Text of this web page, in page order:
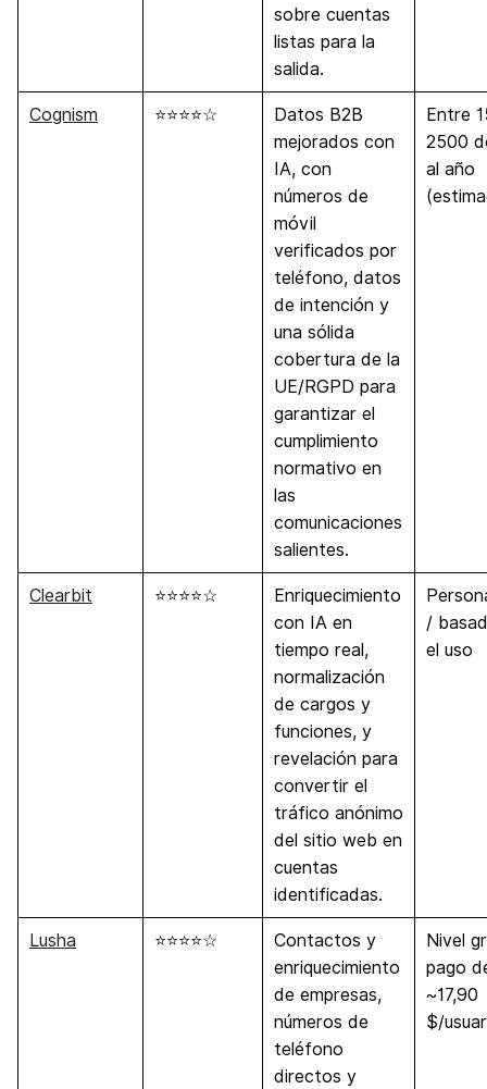
sobre cuentas
listas para la
salida.
Cognism ⭐⭐⭐⭐☆
Datos B2B
mejorados con
IA, con
números de
móvil
verificados por
teléfono, datos
de intención y
una sólida
cobertura de la
UE/RGPD para
garantizar el
cumplimiento
normativo en
las
comunicaciones
salientes.
Entre
2500
al año
Clearbit ⭐⭐⭐⭐☆
Enriquecimiento
con IA en
tiempo real,
normalización
de cargos y
funciones, y
revelación para
convertir el
tráfico anónimo
del sitio web en
cuentas
identificadas.
/
el uso
Lusha ⭐⭐⭐⭐☆
Contactos y
enriquecimiento
de empresas,
números de
teléfono
directos y
Nivel
pago
~17,90
$/